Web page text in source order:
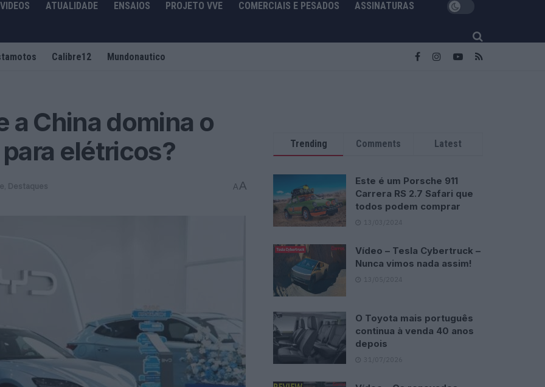
VIDEOS ATUALIDADE ENSAIOS PROJETO VVE COMERCIAIS E PESADOS ASSINATURAS
Calibre12 Mundonautico
a China domina o
elétricos?
Destaques AA
Trending Comments Latest
Este é um Porsche 911
Carrera RS 2.7 Safari que
todos podem comprar
13/03/2024
Vídeo – Tesla Cybertruck –
Nunca vimos nada assim!
13/05/2024
O Toyota mais português
continua à venda 40 anos
depois
31/07/2026